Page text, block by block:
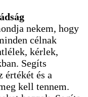
nekem, hogy
célnak
kérlek,
Segíts
értékét és a
kell tennem.